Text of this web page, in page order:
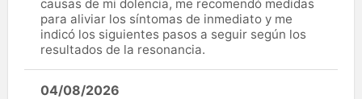
causas de mi dolencia, me recomendó medidas
para aliviar los síntomas de inmediato y me
indicó los siguientes pasos a seguir según los
resultados de la resonancia.
04/08/2026